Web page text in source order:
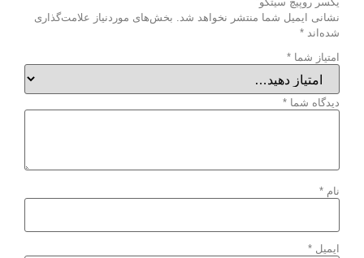
نشانی ایمیل شما منتشر نخواهد شد.
بخش‌های موردنیاز علامت‌گذاری
شده‌اند *
امتیاز شما *
دیدگاه شما *
نام *
ایمیل *